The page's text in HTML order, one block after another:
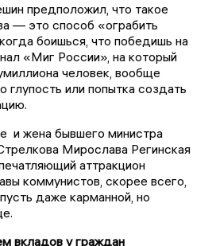
предположил, что такое
— это способ «ограбить
боишься, что победишь на
«Миг России», на который
человек, вообще
глупость или попытка создать
и жена бывшего министра
Мирослава Регинская
аттракцион
коммунистов, скорее всего,
даже карманной, но
вкладов у граждан